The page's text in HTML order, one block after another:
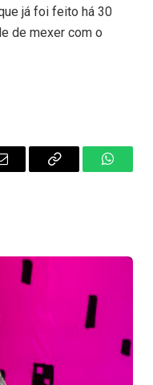
já foi feito há 30
de mexer com o
Email
Copy